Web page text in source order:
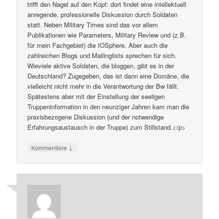
trifft den Nagel auf den Kopf: dort findet eine intellektuell
anregende, professionelle Diskussion durch Soldaten
statt. Neben Military Times sind das vor allem
Publikationen wie Parameters, Military Review und (z.B.
für mein Fachgebiet) die IOSphere. Aber auch die
zahlreichen Blogs und Mailinglists sprechen für sich.
Wieviele aktive Soldaten, die bloggen, gibt es in der
Deutschland? Zugegeben, das ist dann eine Domäne, die
vielleicht nicht mehr in die Verantwortung der Bw fällt.
Spätestens aber mit der Einstellung der seeligen
Truppeninformation in den neunziger Jahren kam man die
praxisbezogene Diskussion (und der notwendige
Erfahrungsaustausch in der Truppe) zum Stillstand.</p>
Kommentiere ↓